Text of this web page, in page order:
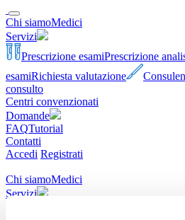
Chi siamoMedici
Servizi
Prescrizione esamiPrescrizione
esamiRichiesta valutazione
consulto
Centri convenzionati
Domande
FAQTutorial
Contatti
Accedi Registrati
Chi siamoMedici
Servizi